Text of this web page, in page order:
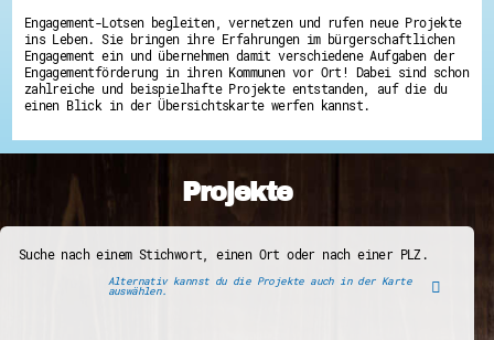
Engagement-Lotsen begleiten, vernetzen und rufen neue Projekte
ins Leben. Sie bringen ihre Erfahrungen im bürgerschaftlichen
Engagement ein und übernehmen damit verschiedene Aufgaben der
Engagementförderung in ihren Kommunen vor Ort! Dabei sind schon
zahlreiche und beispielhafte Projekte entstanden, auf die du
einen Blick in der Übersichtskarte werfen kannst.
Projekte
Suche nach einem Stichwort, einen Ort oder nach einer PLZ.
Alternativ kannst du die Projekte auch in der Karte
auswählen.